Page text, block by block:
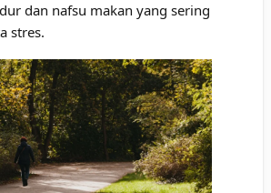
dan nafsu makan yang sering
stres.